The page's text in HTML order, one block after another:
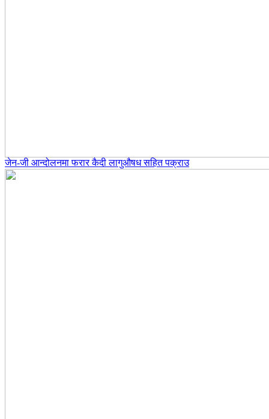
जेन-जी आन्दोलनमा फरार कैदी लागुऔषध सहित पक्राउ